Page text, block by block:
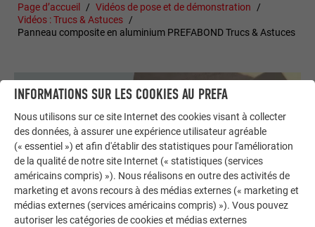
Page d’accueil
Vidéos de pose et de démonstration
Vidéos : Trucs & Astuces
Panneau composite en aluminium PREFABOND Trucs & Astuces
INFORMATIONS SUR LES COOKIES AU PREFA
Nous utilisons sur ce site Internet des cookies visant à collecter
des données, à assurer une expérience utilisateur agréable
(« essentiel ») et afin d'établir des statistiques pour l'amélioration
de la qualité de notre site Internet (« statistiques (services
américains compris) »). Nous réalisons en outre des activités de
marketing et avons recours à des médias externes (« marketing et
médias externes (services américains compris) »). Vous pouvez
autoriser les catégories de cookies et médias externes